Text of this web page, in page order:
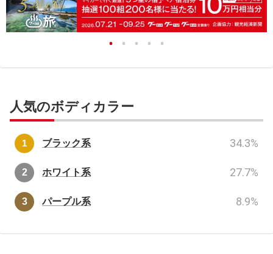
人気のボディカラー
ブラック系 34.3%
ホワイト系 27.7%
パープル系 8.9%